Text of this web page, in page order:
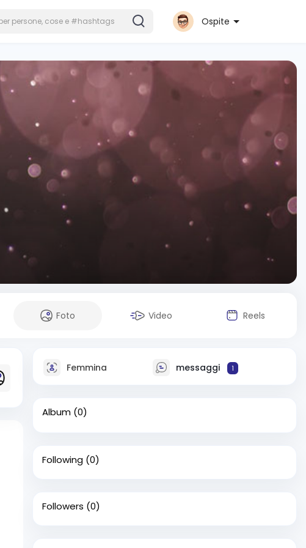
Ospite
Foto Video Reels
Femmina messaggi 1
Album (0)
Following (0)
Followers (0)